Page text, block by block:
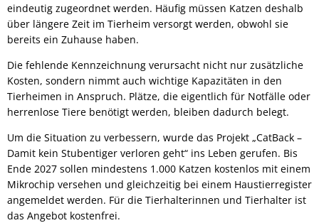
eindeutig zugeordnet werden. Häufig müssen Katzen deshalb
über längere Zeit im Tierheim versorgt werden, obwohl sie
bereits ein Zuhause haben.
Die fehlende Kennzeichnung verursacht nicht nur zusätzliche
Kosten, sondern nimmt auch wichtige Kapazitäten in den
Tierheimen in Anspruch. Plätze, die eigentlich für Notfälle oder
herrenlose Tiere benötigt werden, bleiben dadurch belegt.
Um die Situation zu verbessern, wurde das Projekt „CatBack –
Damit kein Stubentiger verloren geht“ ins Leben gerufen. Bis
Ende 2027 sollen mindestens 1.000 Katzen kostenlos mit einem
Mikrochip versehen und gleichzeitig bei einem Haustierregister
angemeldet werden. Für die Tierhalterinnen und Tierhalter ist
das Angebot kostenfrei.